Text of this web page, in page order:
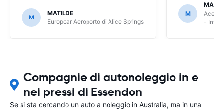
M
MATILDE
Europcar Aeroporto di Alice Springs
M
Ace
-
Compagnie di autonoleggio in e
nei pressi di Essendon
Se si sta cercando un auto a noleggio in Australia, ma in una